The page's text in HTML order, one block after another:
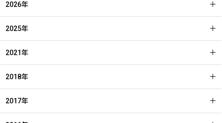
2026年
2025年
2021年
2018年
2017年